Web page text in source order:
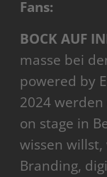
Fans:
BOCK AUF
masse bei
powered by
2024
on stage in
wissen
Branding,